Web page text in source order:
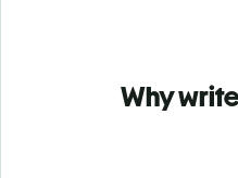
Why